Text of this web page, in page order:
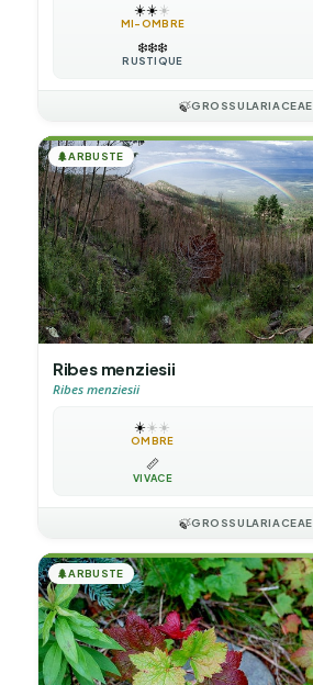
☀️☀️☀️
MI-OMBRE
❄️❄️❄️
RUSTIQUE
🍃GROSSULARIACEAE
🌲ARBUSTE
Ribes menziesii
Ribes menziesii
☀️☀️☀️
OMBRE
📏
VIVACE
🍃GROSSULARIACEAE
🌲ARBUSTE